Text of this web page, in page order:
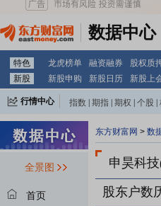
数据中心
特色 龙虎榜单 融资融券 股权质
新股
新股申购 新股日历 新股上
行情中心 指数 期指 期权 个股
全景图
首页
东方财富网 > 数
申昊科
股东户数